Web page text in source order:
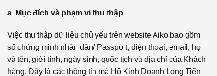
a. Mục đích và phạm vi thu thập
Việc thu thập dữ liệu chủ yếu trên website Aiko bao gồm:
số chứng minh nhân dân/ Passport, điện thoại, email, họ
và tên, giới tính, ngày sinh, quốc tịch và địa chỉ của Khách
hàng. Đây là các thông tin mà Hộ Kinh Doanh Long Tiến